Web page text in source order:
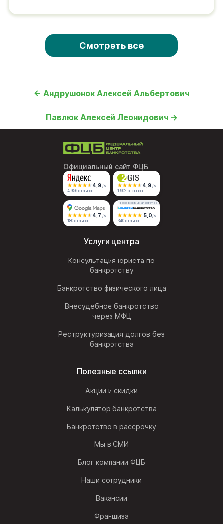
Смотреть все
← Андрушонок Алексей Альбертович
Павлюк Алексей Леонидович →
Официальный сайт ФЦБ
4,9 /5
4 956 отзывов
4,9 /5
1 902 отзывов
4,7 /5
180 отзывов
Независимый агрегатор
5,0/5
340 отзывов
Услуги центра
Консультация юриста по
банкротству
Банкротство физического лица
Внесудебное банкротство
через МФЦ
Реструктуризация долгов без
банкротства
Полезные ссылки
Акции и скидки
Калькулятор банкротства
Банкротство в рассрочку
Мы в СМИ
Блог компании ФЦБ
Наши сотрудники
Вакансии
Франшиза